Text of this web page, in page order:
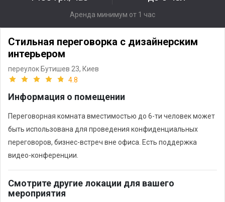
Аренда минимум от 1 час
Стильная переговорка с дизайнерским
интерьером
переулок Бутишев 23, Киев
4.8
Информация о помещении
Переговорная комната вместимостью до 6-ти человек может
быть использована для проведения конфиденциальных
переговоров, бизнес-встреч вне офиса. Есть поддержка
видео-конференции.
Смотрите другие локации для вашего
мероприятия